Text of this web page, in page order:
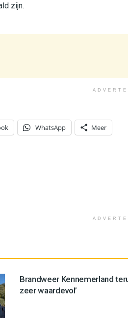
zijn.
WhatsApp Meer
Brandweer Kennemerland
zeer waardevol’